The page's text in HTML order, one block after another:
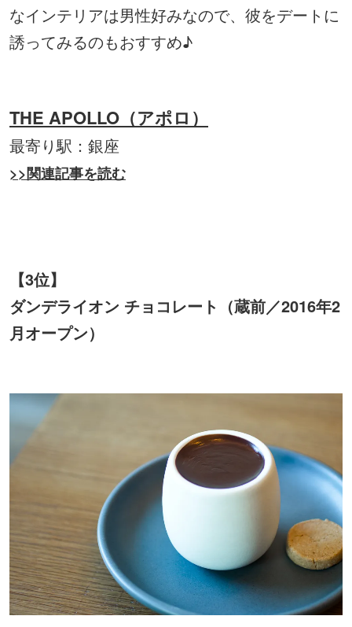
なインテリアは男性好みなので、彼をデートに
誘ってみるのもおすすめ♪
THE APOLLO（アポロ）
最寄り駅：銀座
>>関連記事を読む
【3位】
ダンデライオン チョコレート（蔵前／2016年2
月オープン）